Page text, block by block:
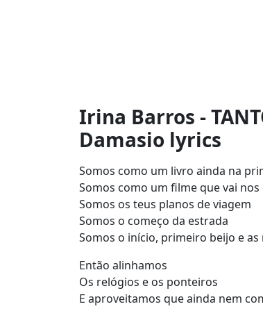
Irina Barros -
Damasio lyrics
Somos como um livro ainda na
Somos como um filme que vai
Somos os teus planos de viagem
Somos o começo da estrada
Somos o início, primeiro beijo e as
Então alinhamos
Os relógios e os ponteiros
E aproveitamos que ainda nem